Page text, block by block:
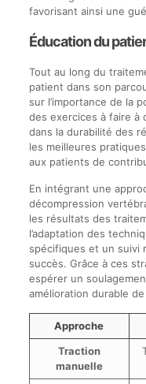
favorisant ainsi une
Éducation du
Tout au long du
patient dans son
sur l’importance de la
des exercices à faire à
dans la durabilité des
les meilleures
aux patients de
En intégrant une
décompression
les résultats des
l’adaptation des
spécifiques et un suivi
succès. Grâce à ces
espérer un
amélioration durable
Approche
Traction
manuelle